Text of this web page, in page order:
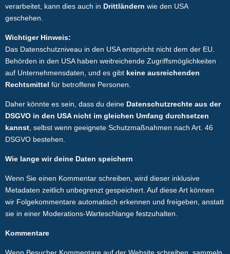
verarbeitet, kann dies auch in Drittländern wie den USA
geschehen.
Wichtiger Hinweis:
Das Datenschutzniveau in den USA entspricht nicht dem der EU.
Behörden in den USA haben weitreichende Zugriffsmöglichkeiten
auf Unternehmensdaten, und es gibt keine ausreichenden
Rechtsmittel für betroffene Personen.
Daher könnte es sein, dass du deine Datenschutzrechte aus der
DSGVO in den USA nicht im gleichen Umfang durchsetzen
kannst , selbst wenn geeignete Schutzmaßnahmen nach Art. 46
DSGVO bestehen.
Wie lange wir deine Daten speichern
Wenn Sie einen Kommentar schreiben, wird dieser inklusive
Metadaten zeitlich unbegrenzt gespeichert. Auf diese Art können
wir Folgekommentare automatisch erkennen und freigeben, anstatt
sie in einer Moderations-Warteschlange festzuhalten.
Kommentare